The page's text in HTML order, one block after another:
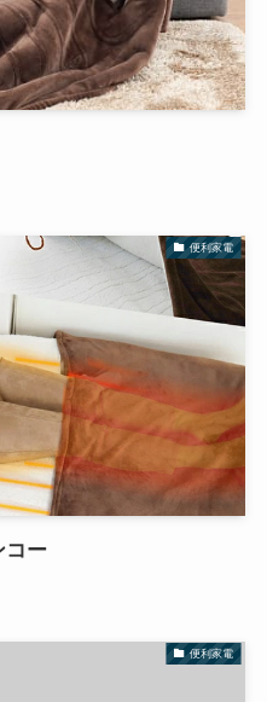
便利家電
コー
便利家電